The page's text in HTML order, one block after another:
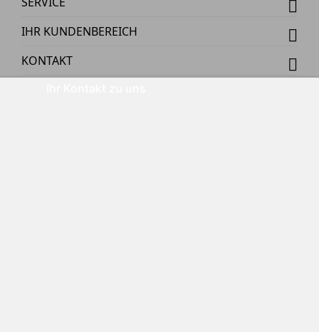
IHR KUNDENBEREICH
KONTAKT